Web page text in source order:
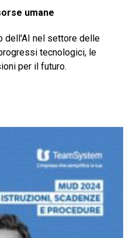
umane
dell'AI nel settore delle
tecnologici, le
per il futuro.